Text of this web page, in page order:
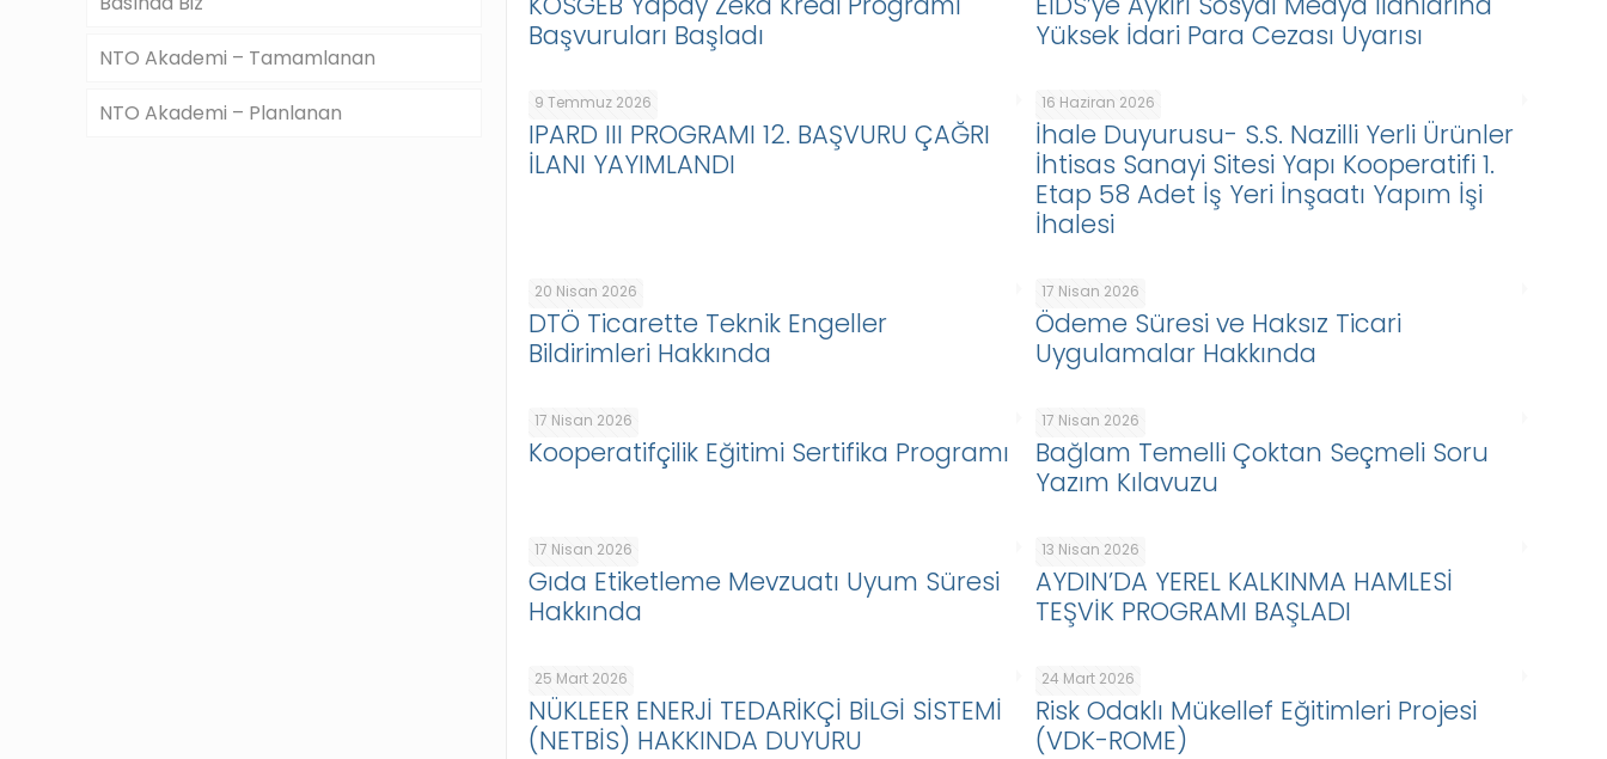
Başvuruları Başladı
Yüksek İdari Para Cezası Uyarısı
9 Temmuz 2026
IPARD III PROGRAMI 12. BAŞVURU ÇAĞRI
İLANI YAYIMLANDI
16 Haziran 2026
İhale Duyurusu- S.S. Nazilli Yerli Ürünler
İhtisas Sanayi Sitesi Yapı Kooperatifi 1.
Etap 58 Adet İş Yeri İnşaatı Yapım İşi
İhalesi
20 Nisan 2026
DTÖ Ticarette Teknik Engeller
Bildirimleri Hakkında
17 Nisan 2026
Ödeme Süresi ve Haksız Ticari
Uygulamalar Hakkında
17 Nisan 2026
Kooperatifçilik Eğitimi Sertifika Programı
17 Nisan 2026
Bağlam Temelli Çoktan Seçmeli Soru
Yazım Kılavuzu
17 Nisan 2026
Gıda Etiketleme Mevzuatı Uyum Süresi
Hakkında
13 Nisan 2026
AYDIN’DA YEREL KALKINMA HAMLESİ
TEŞVİK PROGRAMI BAŞLADI
25 Mart 2026
NÜKLEER ENERJİ TEDARİKÇİ BİLGİ SİSTEMİ
(NETBİS) HAKKINDA DUYURU
24 Mart 2026
Risk Odaklı Mükellef Eğitimleri Projesi
(VDK-ROME)
NTO Akademi – Tamamlanan
NTO Akademi – Planlanan